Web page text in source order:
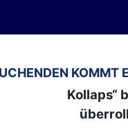
KOMMT
Kollaps“